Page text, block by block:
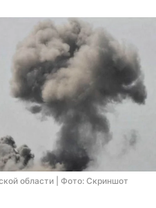
области | Фото: Скриншот